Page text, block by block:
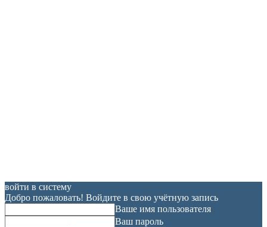
войти в систему
Добро пожаловать! Войдите в свою учётную запись
Ваше имя пользователя
Ваш пароль